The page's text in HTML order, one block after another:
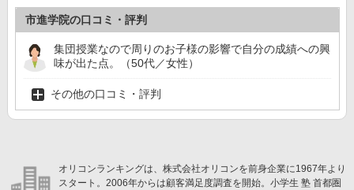
市進学院の口コミ・評判
集団授業なので周りのお子様の影響で自分の成績への興
味が出た点。（50代／女性）
その他の口コミ・評判
オリコンランキングは、株式会社オリコンを前身企業に1967年より
スタート。2006年からは顧客満足度調査を開始。小学生 塾 首都圏